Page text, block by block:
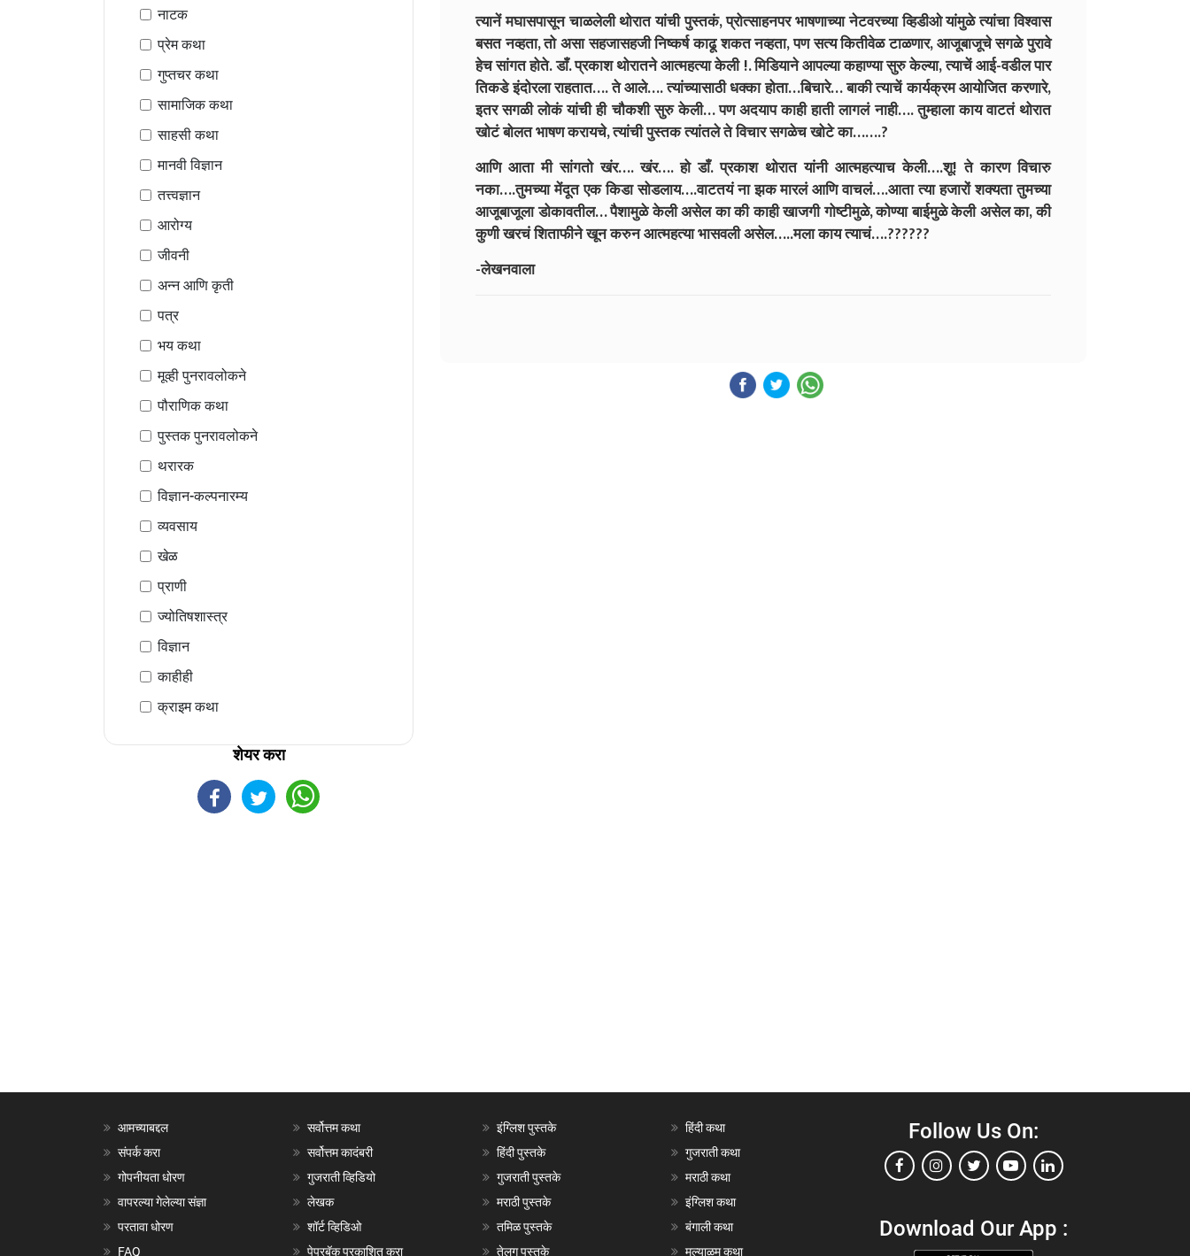
नाटक
प्रेम कथा
गुप्तचर कथा
सामाजिक कथा
साहसी कथा
मानवी विज्ञान
तत्त्वज्ञान
आरोग्य
जीवनी
अन्न आणि कृती
पत्र
भय कथा
मूव्ही पुनरावलोकने
पौराणिक कथा
पुस्तक पुनरावलोकने
थरारक
विज्ञान-कल्पनारम्य
व्यवसाय
खेळ
प्राणी
ज्योतिषशास्त्र
विज्ञान
काहीही
क्राइम कथा
शेयर करा
त्यानें मघासपासून चाळलेली थोरात यांची पुस्तकं, प्रोत्साहनपर भाषणाच्या नेटवरच्या व्हिडीओ यांमुळे त्यांचा विश्वास
बसत नव्हता, तो असा सहजासहजी निष्कर्ष काढू शकत नव्हता, पण सत्य कितीवेळ टाळणार, आजूबाजूचे सगळे पुरावे
हेच सांगत होते. डाँ. प्रकाश थोरातने आत्महत्या केली !. मिडियाने आपल्या कहाण्या सुरु केल्या, त्याचें आई-वडील पार
तिकडे इंदोरला राहतात…. ते आले…. त्यांच्यासाठी धक्का होता…बिचारे… बाकी त्याचें कार्यक्रम आयोजित करणारे,
इतर सगळी लोकं यांची ही चौकशी सुरु केली… पण अदयाप काही हाती लागलं नाही…. तुम्हाला काय वाटतं थोरात
खोटं बोलत भाषण करायचे, त्यांची पुस्तक त्यांतले ते विचार सगळेच खोटे का…….?
आणि आता मी सांगतो खंर…. खंर…. हो डाँ. प्रकाश थोरात यांनी आत्महत्याच केली….शू! ते कारण विचारु
नका….तुमच्या मेंदूत एक किडा सोडलाय….वाटतयं ना झक मारलं आणि वाचलं….आता त्या हजारों शक्यता तुमच्या
आजूबाजूला डोकावतील… पैशामुळे केली असेल का की काही खाजगी गोष्टीमुळे, कोण्या बाईमुळे केली असेल का, की
कुणी खरचं शिताफीने खून करुन आत्महत्या भासवली असेल…..मला काय त्याचं….??????
-लेखनवाला
आमच्याबद्दल
संपर्क करा
गोपनीयता धोरण
वापरल्या गेलेल्या संज्ञा
परतावा धोरण
FAQ
सर्वोत्तम कथा
सर्वोत्तम कादंबरी
गुजराती व्हिडियो
लेखक
शॉर्ट व्हिडिओ
पेपरबॅक प्रकाशित करा
इंग्लिश पुस्तके
हिंदी पुस्तके
गुजराती पुस्तके
मराठी पुस्तके
तमिळ पुस्तके
तेलगु पुस्तके
हिंदी कथा
गुजराती कथा
मराठी कथा
इंग्लिश कथा
बंगाली कथा
मल्याळम कथा
Follow Us On:
Download Our App :